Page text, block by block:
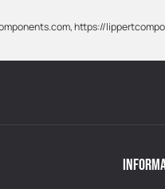
https://